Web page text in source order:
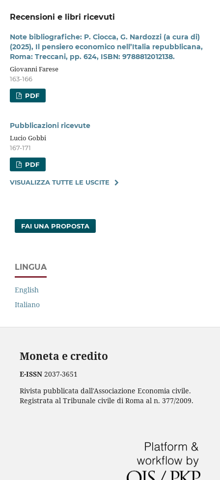
Recensioni e libri ricevuti
Note bibliografiche: P. Ciocca, G. Nardozzi (a cura di)
(2025), Il pensiero economico nell’Italia repubblicana,
Roma: Treccani, pp. 624, ISBN: 9788812012138.
Giovanni Farese
163-166
PDF
Pubblicazioni ricevute
Lucio Gobbi
167-171
PDF
VISUALIZZA TUTTE LE USCITE
FAI UNA PROPOSTA
LINGUA
English
Italiano
Moneta e credito
E-ISSN2037-3651
Rivista pubblicata dall'Associazione Economia civile.
Registrata al Tribunale civile di Roma al n. 377/2009.